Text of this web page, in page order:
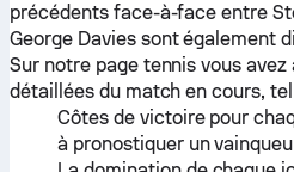
précédents face-à-face entre
George Daviessont également
Sur notre page tennis vous
détaillées du match en cours,
Côtes de victoire pour
à pronostiquer un